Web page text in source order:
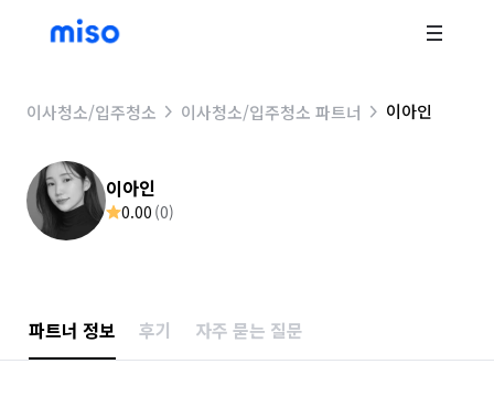
이사청소/입주청소 이사청소/입주청소 파트너 이아인
이아인
0.00 (0)
파트너 정보 후기 자주 묻는 질문